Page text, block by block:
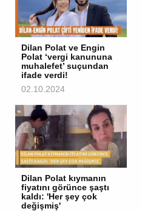
Dilan Polat ve Engin
Polat ‘vergi kanununa
muhalefet’ suçundan
ifade verdi!
02.10.2024
Dilan Polat kıymanın
fiyatını görünce şaştı
kaldı: 'Her şey çok
değişmiş'